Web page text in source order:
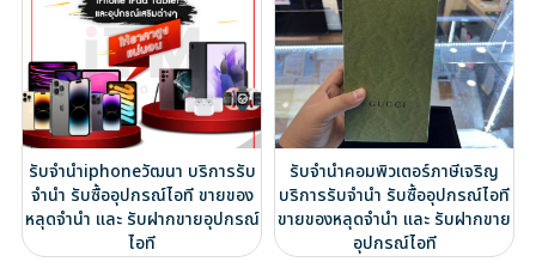
รับจำนำiphoneวัฒนา บริการรับ
จำนำ รับซื้ออุปกรณ์ไอที ขายของ
หลุดจำนำ และ รับฝากขายอุปกรณ์
ไอที
รับจำนำคอมพิวเตอร์ภาษีเจริญ
บริการรับจำนำ รับซื้ออุปกรณ์ไอที
ขายของหลุดจำนำ และ รับฝากขาย
อุปกรณ์ไอที